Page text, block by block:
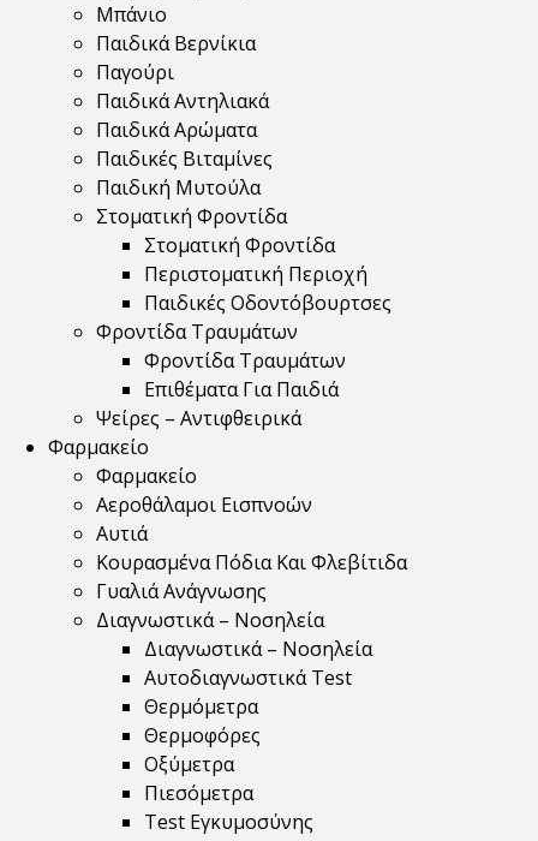
Μπάνιο
Παιδικά Βερνίκια
Παγούρι
Παιδικά Αντηλιακά
Παιδικά Αρώματα
Παιδικές Βιταμίνες
Παιδική Μυτούλα
Στοματική Φροντίδα
Στοματική Φροντίδα
Περιστοματική Περιοχή
Παιδικές Οδοντόβουρτσες
Φροντίδα Τραυμάτων
Φροντίδα Τραυμάτων
Επιθέματα Για Παιδιά
Ψείρες – Αντιφθειρικά
Φαρμακείο
Φαρμακείο
Αεροθάλαμοι Εισπνοών
Αυτιά
Κουρασμένα Πόδια Και Φλεβίτιδα
Γυαλιά Ανάγνωσης
Διαγνωστικά – Νοσηλεία
Διαγνωστικά – Νοσηλεία
Αυτοδιαγνωστικά Test
Θερμόμετρα
Θερμοφόρες
Οξύμετρα
Πιεσόμετρα
Test Εγκυμοσύνης